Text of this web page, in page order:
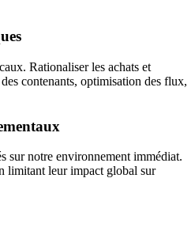
Rationaliser les achats et
contenants, optimisation des flux,
sur notre environnement immédiat.
limitant leur impact global sur